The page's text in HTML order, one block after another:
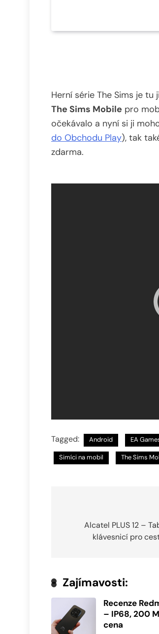
Herní série The Sims je
The Sims Mobile pro
očekávalo a nyní si ji
do Obchodu Play), tak
zdarma.
Tagged: Android EA
Simíci na mobil The Sims
příspěvek
Alcatel PLUS 12 –
klávesnicí pro
Zajímavosti:
Recenze
– IP68, 200
cena